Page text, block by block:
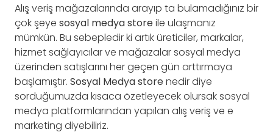
Alış veriş mağazalarında arayıp ta bulamadığınız bir
çok şeye sosyal medya storeile ulaşmanız
mümkün. Bu sebepledir ki artık üreticiler, markalar,
hizmet sağlayıcılar ve mağazalar sosyal medya
üzerinden satışlarını her geçen gün arttırmaya
başlamıştır. Sosyal Medya storenedir diye
sorduğumuzda kısaca özetleyecek olursak sosyal
medya platformlarından yapılan alış veriş ve e
marketing diyebiliriz.